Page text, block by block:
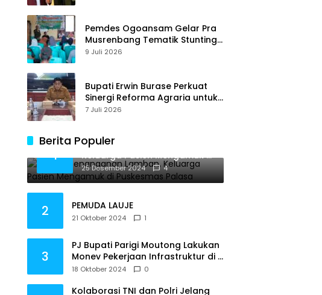
Pemdes Ogoansam Gelar Pra
Musrenbang Tematik Stunting
dan RKPDes 2027
9 Juli 2026
Bupati Erwin Burase Perkuat
Sinergi Reforma Agraria untuk
Kepastian Hak Atas Tanah
7 Juli 2026
Berita Populer
1
Diduga Penanganan Lamban,
Keluarga Pasien Mengamuk di
Puskesmas Palasa
25 Desember 2024 4
2 PEMUDA LAUJE
21 Oktober 2024 1
3
PJ Bupati Parigi Moutong Lakukan
Monev Pekerjaan Infrastruktur di 3
Kecamatan
18 Oktober 2024 0
Kolaborasi TNI dan Polri Jelang